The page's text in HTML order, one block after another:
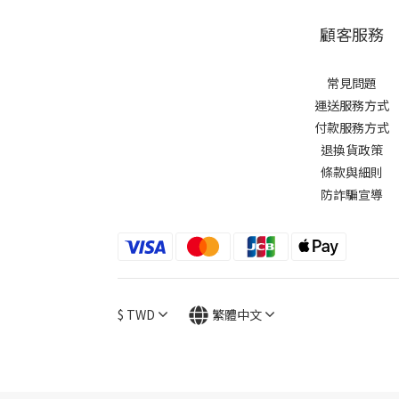
顧客服務
常見問題
運送服務方式
付款服務方式
退換貨政策
條款與細則
防詐騙宣導
$ TWD 繁體中文